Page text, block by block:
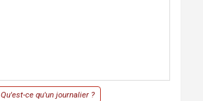
Qu'est-ce qu'un journalier ?